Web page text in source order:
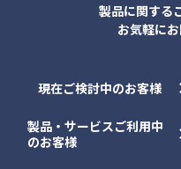
製品に関する
お気軽にお
現在ご検討中のお客様
製品・サービスご利用中
のお客様